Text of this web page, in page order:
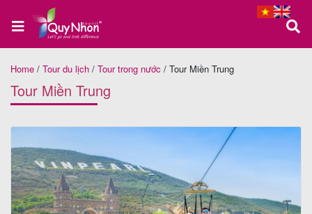
Trang
chủ
Tour
Quy
Nhơn
Home / Tour du lịch / Tour trong nước / Tour Miền Trung
Tour Miền Trung